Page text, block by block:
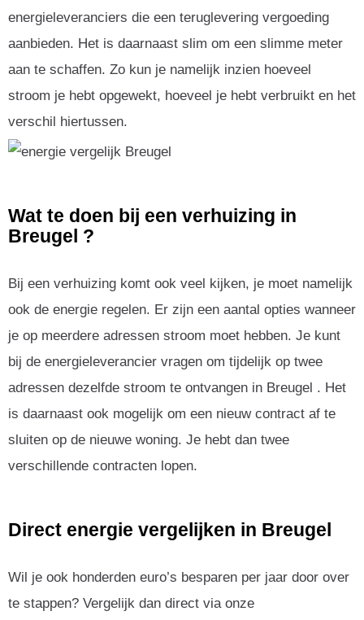
energieleveranciers die een teruglevering vergoeding
aanbieden. Het is daarnaast slim om een slimme meter
aan te schaffen. Zo kun je namelijk inzien hoeveel
stroom je hebt opgewekt, hoeveel je hebt verbruikt en het
verschil hiertussen.
Wat te doen bij een verhuizing in
Breugel ?
Bij een verhuizing komt ook veel kijken, je moet namelijk
ook de energie regelen. Er zijn een aantal opties wanneer
je op meerdere adressen stroom moet hebben. Je kunt
bij de energieleverancier vragen om tijdelijk op twee
adressen dezelfde stroom te ontvangen in Breugel . Het
is daarnaast ook mogelijk om een nieuw contract af te
sluiten op de nieuwe woning. Je hebt dan twee
verschillende contracten lopen.
Direct energie vergelijken in Breugel
Wil je ook honderden euro’s besparen per jaar door over
te stappen? Vergelijk dan direct via onze